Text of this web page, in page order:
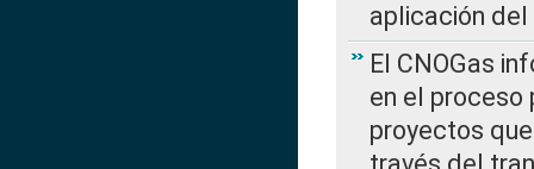
aplicación
El CNOGas
en el proceso
proyectos